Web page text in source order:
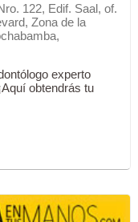
122, Edif. Saal, of.
Zona de la
experto
obtendrás tu